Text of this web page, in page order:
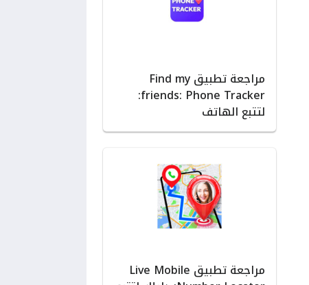
مراجعة تطبيق Find my
friends: Phone Tracker:
لتتبع الهاتف
مراجعة تطبيق Live Mobile